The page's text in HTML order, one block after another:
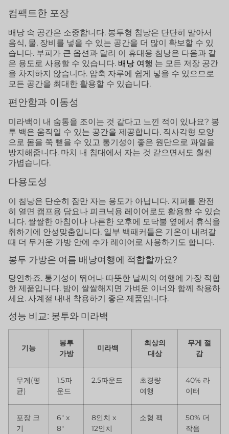
컴팩트한 포장
배낭 속 공간은 소중합니다. 봉투형 침낭은 단단히 말아서
음식, 물, 장비를 넣을 수 있는 공간을 더 많이 확보할 수 있
습니다. 부피가 큰 옵션과 달리 이 휴대용 침낭은 다음과 같
은 용도로 사용할 수 있습니다. 배낭 여행 는 모든 저장 공간
을 차지하지 않습니다. 압축 자루에 쉽게 넣을 수 있으므로
모든 공간을 최대한 활용할 수 있습니다.
편안함과 이동성
미라백이 내 숨통을 조이는 것 같다고 느낀 적이 있나요? 봉
투 백은 움직일 수 있는 공간을 제공합니다. 직사각형 모양
으로 몸을 쭉 뻗을 수 있고 통기성이 좋은 원단으로 과열을
방지해줍니다. 마치 내 침대에서 자는 것 같으면서도 훨씬
가볍습니다.
다용도성
이 침낭은 단순히 잠만 자는 용도가 아닙니다. 지퍼를 완전
히 열면 캠프용 담요나 피크닉용 레이어로도 활용할 수 있습
니다. 쌀쌀한 아침이나 나른한 오후에 모닥불 옆에서 휴식을
취하기에 안성맞춤입니다. 일부 백패커들은 기온이 내려갈
때 더 무거운 가방 안에 추가 레이어로 사용하기도 합니다.
봉투 가방은 여름 배낭여행에 적합할까요?
당연하죠. 통기성이 뛰어나 따뜻한 날씨의 여행에 가장 적합
한 제품입니다. 밤이 쌀쌀해지면 가벼운 이너와 함께 착용하
세요. 사계절 내내 착용하기 좋은 제품입니다.
성능 비교: 봉투와 미라백
기능
봉투
가방
미라백
최상의
대상
무게 절
감
무게(평
균)
1.5파
운드
2.5파운드
초경량
여행
40% 라
이터
포장 크
기
6″ x
8″
8인치 x
12인치
소형 팩
50% 더
작음